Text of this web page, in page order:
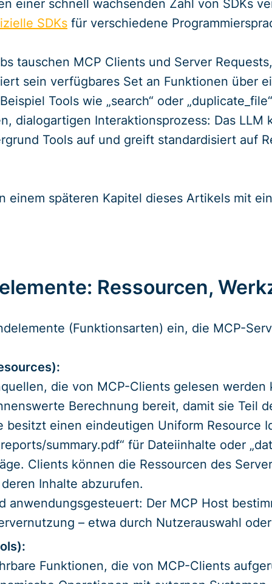
einer schnell wachsenden Zahl von SDKs
SDKs für verschiedene
tauschen MCP Clients und Server
sein verfügbares Set an Funktionen über
Tools wie „search“ oder
dialogartigen Interaktionsprozess: Das
Tools auf und greift standardisiert auf
einem späteren Kapitel dieses Artikels mit
Ressourcen,
(Funktionsarten) ein, die MCP-
die von MCP-Clients gelesen
Berechnung bereit, damit sie Teil
besitzt einen eindeutigen Uniform Resource
summary.pdf“ für Dateiinhalte oder
Clients können die Ressourcen des
Inhalte abzurufen.
anwendungs­gesteuert: Der MCP Host
– etwa durch Nutzerauswahl
Funktionen, die von MCP-Clients